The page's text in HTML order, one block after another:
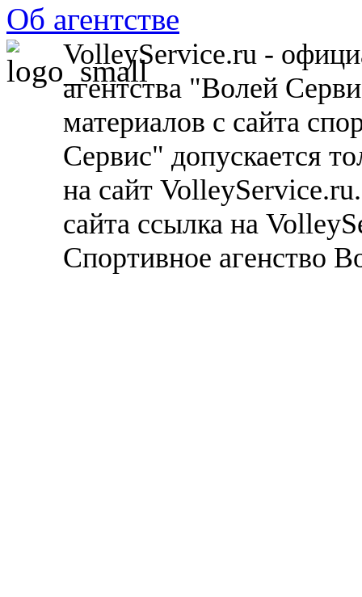
Об агентстве
VolleyService.ru -
агентства "Волей
материалов с сайта
Сервис" допускается
на сайт
сайта ссылка на
Спортивное агенство